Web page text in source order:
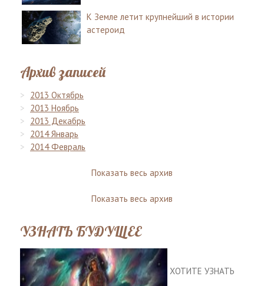
К Земле летит крупнейший в истории
астероид
Архив записей
2013 Октябрь
2013 Ноябрь
2013 Декабрь
2014 Январь
2014 Февраль
Показать весь архив
Показать весь архив
УЗНАТЬ БУДУЩЕЕ
ХОТИТЕ УЗНАТЬ